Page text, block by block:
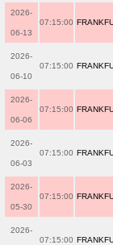
2026-
06-13
07:15:00
2026-
06-10
07:15:00
2026-
06-06
07:15:00
2026-
06-03
07:15:00
2026-
05-30
07:15:00
2026-
07:15:00